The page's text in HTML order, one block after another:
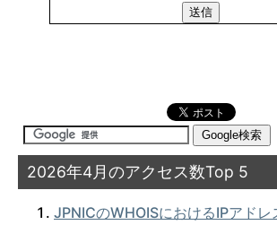
2026年4月のアクセス数Top 5
JPNICのWHOISにおけるIPアドレ